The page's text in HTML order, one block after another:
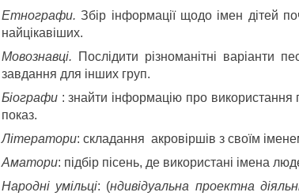
Етнографи.Збір інформації щодо імен дітей
найцікавіших.
Мовознавці.
Послідити різноманітні варіанти
завдання для інших груп.
Біографи : знайти інформацію про використання
показ.
Літератори: складання акровіршів з своїм
Аматори: підбір пісень, де використані імена
Народні умільці: (ндивідуальна проектна